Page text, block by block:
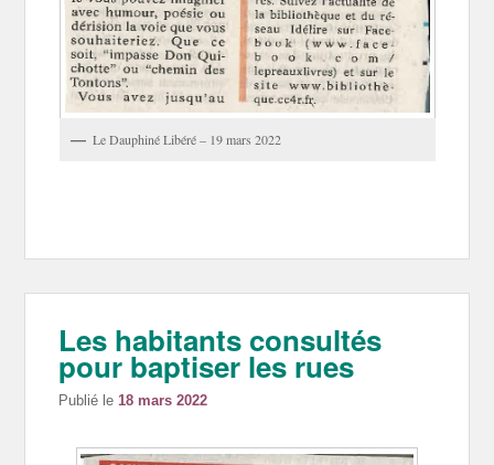
Le Dauphiné Libéré – 19 mars 2022
Les habitants consultés
pour baptiser les rues
Publié le18 mars 2022